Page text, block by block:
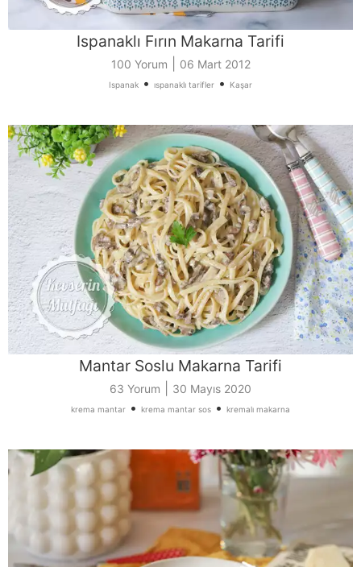
Ispanaklı Fırın Makarna Tarifi
100 Yorum 06 Mart 2012
Ispanak • ıspanaklı tarifler • Kaşar
Mantar Soslu Makarna Tarifi
63 Yorum 30 Mayıs 2020
krema mantar • krema mantar sos • kremalı makarna